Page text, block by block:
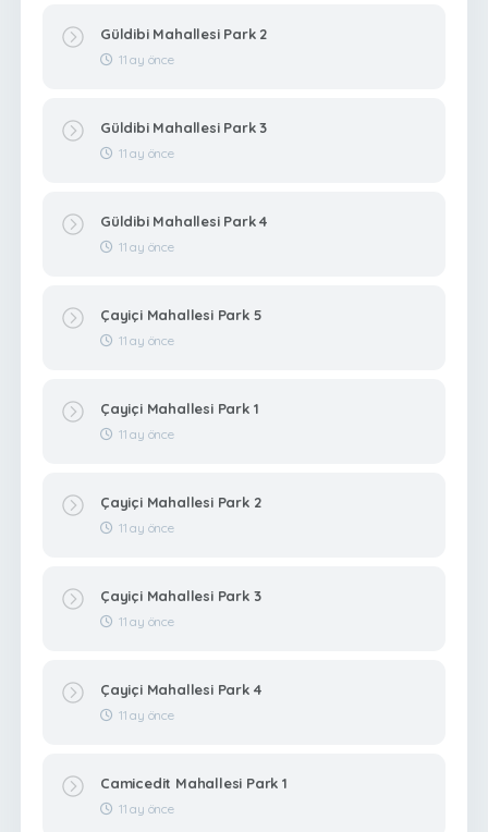
Güldibi Mahallesi Park 2
11 ay önce
Güldibi Mahallesi Park 3
11 ay önce
Güldibi Mahallesi Park 4
11 ay önce
Çayiçi Mahallesi Park 5
11 ay önce
Çayiçi Mahallesi Park 1
11 ay önce
Çayiçi Mahallesi Park 2
11 ay önce
Çayiçi Mahallesi Park 3
11 ay önce
Çayiçi Mahallesi Park 4
11 ay önce
Camicedit Mahallesi Park 1
11 ay önce